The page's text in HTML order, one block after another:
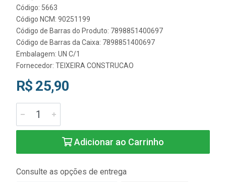
Código: 5663
Código NCM: 90251199
Código de Barras do Produto: 7898851400697
Código de Barras da Caixa: 7898851400697
Embalagem: UN C/1
Fornecedor: TEIXEIRA CONSTRUCAO
R$ 25,90
Adicionar ao Carrinho
Consulte as opções de entrega